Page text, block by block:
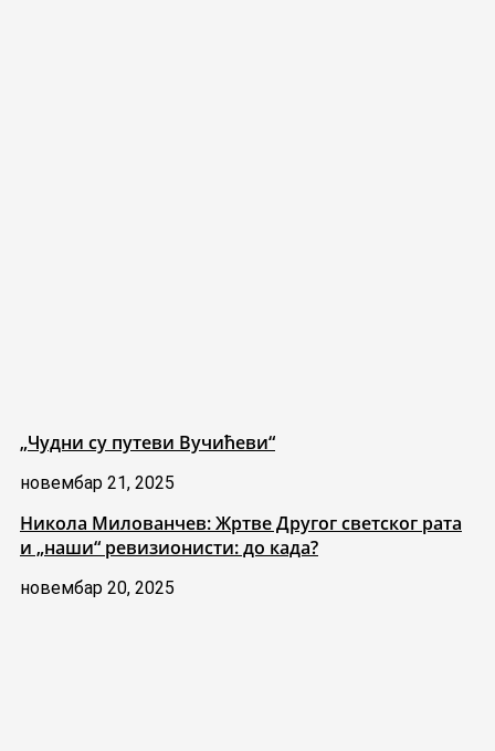
„Чудни су путеви Вучићеви“
новембар 21, 2025
Никола Милованчев: Жртве Другог светског рата
и „наши“ ревизионисти: до када?
новембар 20, 2025